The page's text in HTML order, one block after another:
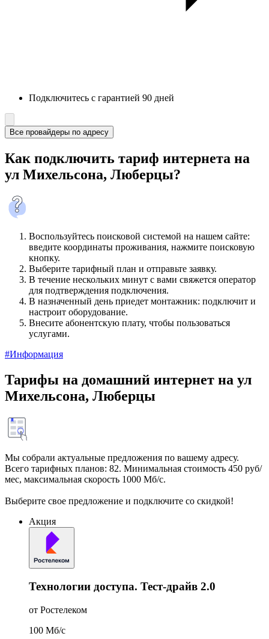
Подключитесь с гарантией 90 дней
Все провайдеры по адресу
Как подключить тариф интернета на
ул Михельсона, Люберцы?
Воспользуйтесь поисковой системой на нашем сайте:
введите координаты проживания, нажмите поисковую
кнопку.
Выберите тарифный план и отправьте заявку.
В течение нескольких минут с вами свяжется оператор
для подтверждения подключения.
В назначенный день приедет монтажник: подключит и
настроит оборудование.
Внесите абонентскую плату, чтобы пользоваться
услугами.
#Информация
Тарифы на домашний интернет на ул
Михельсона, Люберцы
Мы собрали актуальные предложения по вашему адресу.
Всего тарифных планов: 82. Минимальная стоимость 450 руб/
мес, максимальная скорость 1000 Мб/с.
Выберите свое предложение и подключите со скидкой!
Акция
Технологии доступа. Тест-драйв 2.0
от Ростелеком
100 Мб/c